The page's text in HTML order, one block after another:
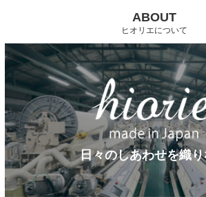
ABOUT
ヒオリエについて
日々のしあわせを織